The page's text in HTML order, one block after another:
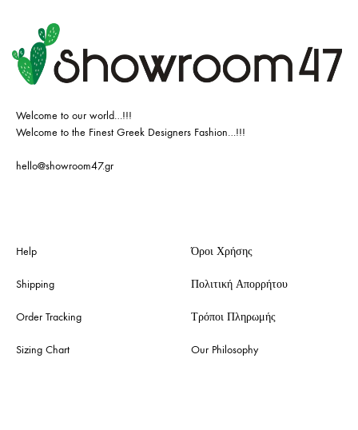
Welcome to our world…!!!
Welcome to the Finest Greek Designers Fashion…!!!
hello@showroom47.gr
Help
Shipping
Order Tracking
Sizing Chart
Όροι Χρήσης
Πολιτική Απορρήτου
Τρόποι Πληρωμής
Our Philosophy